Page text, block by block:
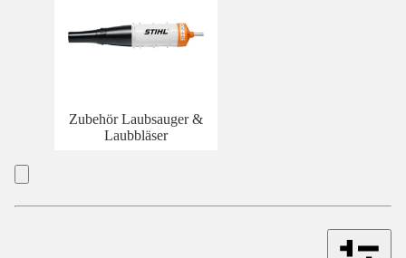
Zubehör Laubsauger &
Laubbläser